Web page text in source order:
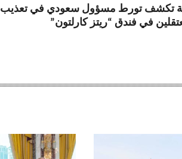
تكشف تورط مسؤول سعودي في تعذيب
في فندق “ريتز كارلتون”